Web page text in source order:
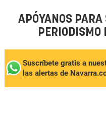
APÓYANOS
Suscríbete gratis a
las alertas de